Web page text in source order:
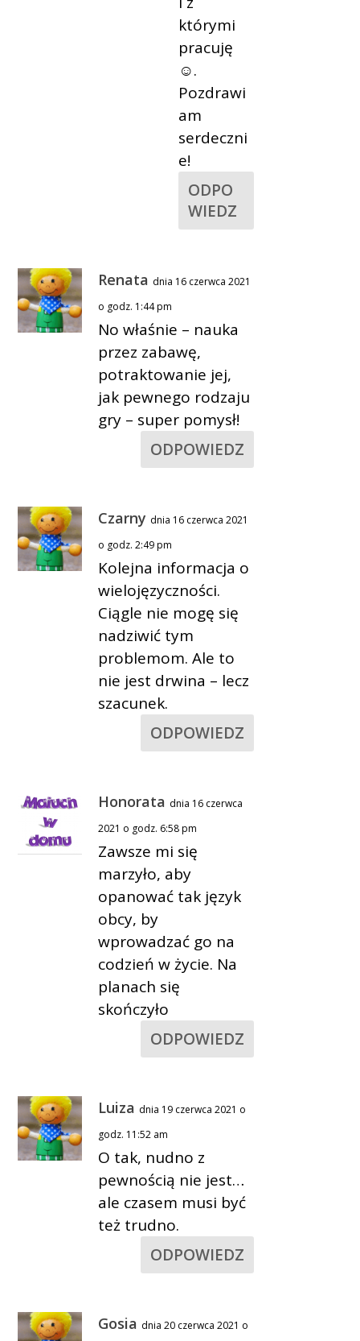
którymi
pracuję
☺.
Pozdrawi
am
serdeczni
e!
ODPO
WIEDZ
Renata dnia 16 czerwca 2021
o godz. 1:44 pm
No właśnie – nauka
przez zabawę,
potraktowanie jej,
jak pewnego rodzaju
gry – super pomysł!
ODPOWIEDZ
Czarny dnia 16 czerwca 2021
o godz. 2:49 pm
Kolejna informacja o
wielojęzyczności.
Ciągle nie mogę się
nadziwić tym
problemom. Ale to
nie jest drwina – lecz
szacunek.
ODPOWIEDZ
Honorata dnia 16 czerwca
2021 o godz. 6:58 pm
Zawsze mi się
marzyło, aby
opanować tak język
obcy, by
wprowadzać go na
codzień w życie. Na
planach się
skończyło
ODPOWIEDZ
Luiza dnia 19 czerwca 2021 o
godz. 11:52 am
O tak, nudno z
pewnością nie jest…
ale czasem musi być
też trudno.
ODPOWIEDZ
Gosia dnia 20 czerwca 2021 o